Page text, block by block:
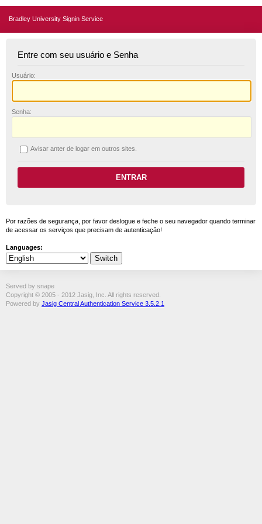
Bradley University Signin Service
Entre com seu usuário e Senha
Usuário:
Senha:
Avisar anter de logar em outros sites.
Por razões de segurança, por favor deslogue e feche o seu navegador quando terminar
de acessar os serviços que precisam de autenticação!
Languages:
Served by snape
Copyright © 2005 - 2012 Jasig, Inc. All rights reserved.
Powered by Jasig Central Authentication Service 3.5.2.1